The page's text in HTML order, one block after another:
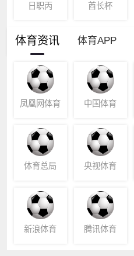
日职丙 酋长杯
体育资讯 体育APP
凤凰网体育 中国体育
体育总局 央视体育
新浪体育 腾讯体育